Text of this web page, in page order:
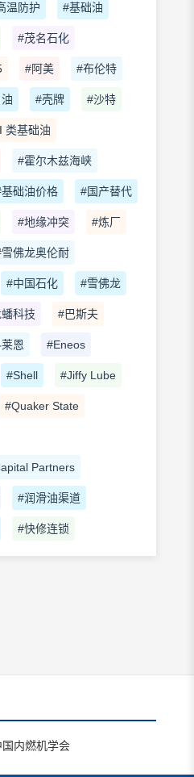
温防护 #基础油
#茂名石化
#阿美 #布伦特
#壳牌 #沙特
类基础油
#霍尔木兹海峡
础油价格 #国产替代
#地缘冲突 #炼厂
佛龙奥伦耐
#中国石化 #雪佛龙
科技 #巴斯夫
恩 #Eneos
#Shell #Jiffy Lube
#Quaker State
Partners
#润滑油渠道
#快修连锁
国内燃机学会